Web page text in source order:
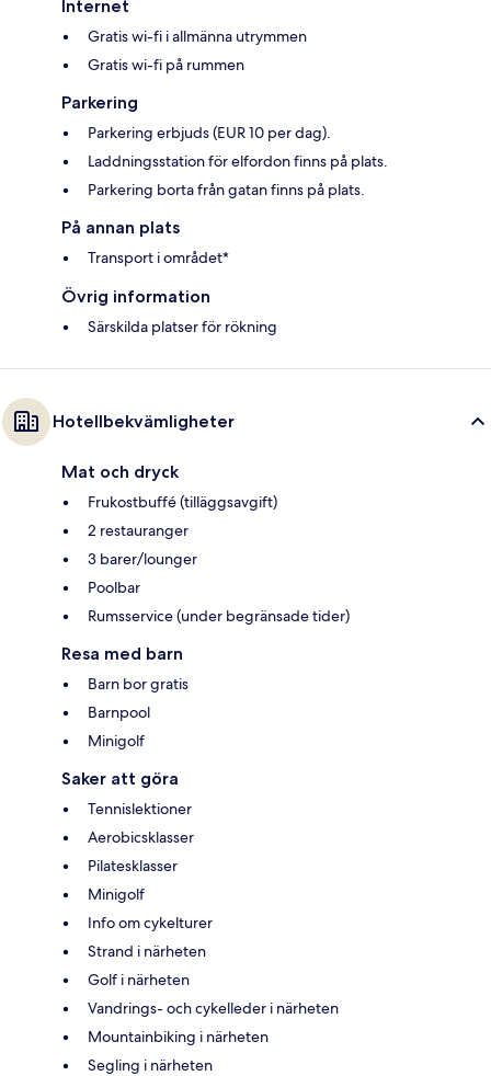
Internet
Gratis wi-fi i allmänna utrymmen
Gratis wi-fi på rummen
Parkering
Parkering erbjuds (EUR 10 per dag).
Laddningsstation för elfordon finns på plats.
Parkering borta från gatan finns på plats.
På annan plats
Transport i området*
Övrig information
Särskilda platser för rökning
Hotellbekvämligheter
Mat och dryck
Frukostbuffé (tilläggsavgift)
2 restauranger
3 barer/lounger
Poolbar
Rumsservice (under begränsade tider)
Resa med barn
Barn bor gratis
Barnpool
Minigolf
Saker att göra
Tennislektioner
Aerobicsklasser
Pilatesklasser
Minigolf
Info om cykelturer
Strand i närheten
Golf i närheten
Vandrings- och cykelleder i närheten
Mountainbiking i närheten
Segling i närheten